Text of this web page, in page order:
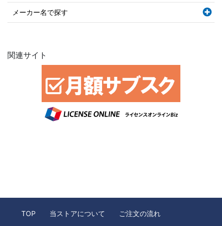
メーカー名で探す
関連サイト
TOP 当ストアについて ご注文の流れ